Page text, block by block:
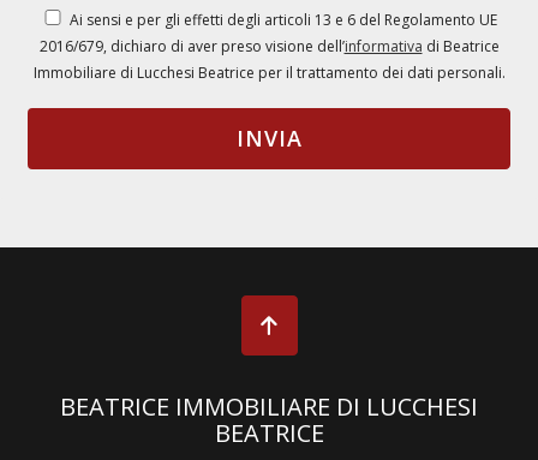
Ai sensi e per gli effetti degli articoli 13 e 6 del Regolamento UE
2016/679, dichiaro di aver preso visione dell’informativa di Beatrice
Immobiliare di Lucchesi Beatrice per il trattamento dei dati personali.
BEATRICE IMMOBILIARE DI LUCCHESI
BEATRICE